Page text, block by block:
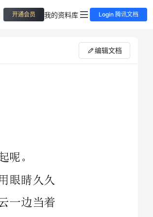
开通会员 我的资料库 Login 腾讯文档
编辑文档